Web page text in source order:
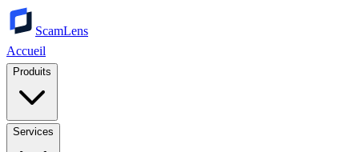
ScamLens
Accueil
Produits
Services